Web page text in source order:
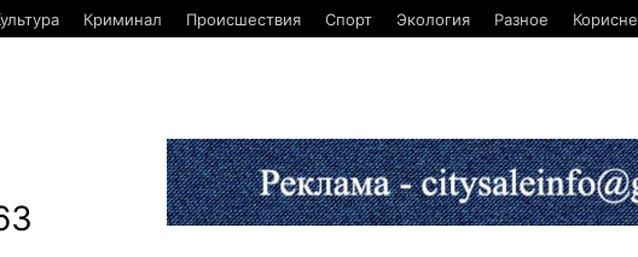
Криминал Происшествия Спорт Экология Разное Корисне